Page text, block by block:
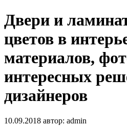
Двери и
цветов в
материалов,
интересных
дизайнеров
10.09.2018 автор: admin